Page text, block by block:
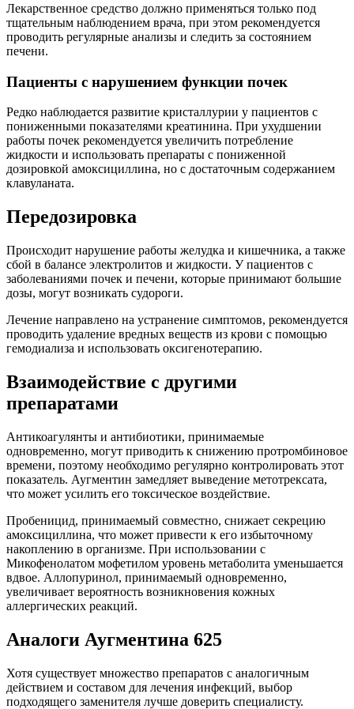
Лекарственное средство должно применяться только под
тщательным наблюдением врача, при этом рекомендуется
проводить регулярные анализы и следить за состоянием
печени.
Пациенты с нарушением функции почек
Редко наблюдается развитие кристаллурии у пациентов с
пониженными показателями креатинина. При ухудшении
работы почек рекомендуется увеличить потребление
жидкости и использовать препараты с пониженной
дозировкой амоксициллина, но с достаточным содержанием
клавуланата.
Передозировка
Происходит нарушение работы желудка и кишечника, а также
сбой в балансе электролитов и жидкости. У пациентов с
заболеваниями почек и печени, которые принимают большие
дозы, могут возникать судороги.
Лечение направлено на устранение симптомов, рекомендуется
проводить удаление вредных веществ из крови с помощью
гемодиализа и использовать оксигенотерапию.
Взаимодействие с другими
препаратами
Антикоагулянты и антибиотики, принимаемые
одновременно, могут приводить к снижению протромбиновое
времени, поэтому необходимо регулярно контролировать этот
показатель. Аугментин замедляет выведение метотрексата,
что может усилить его токсическое воздействие.
Пробеницид, принимаемый совместно, снижает секрецию
амоксициллина, что может привести к его избыточному
накоплению в организме. При использовании с
Микофенолатом мофетилом уровень метаболита уменьшается
вдвое. Аллопуринол, принимаемый одновременно,
увеличивает вероятность возникновения кожных
аллергических реакций.
Аналоги Аугментина 625
Хотя существует множество препаратов с аналогичным
действием и составом для лечения инфекций, выбор
подходящего заменителя лучше доверить специалисту.